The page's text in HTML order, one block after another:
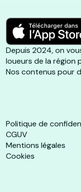
Depuis 2024, on
loueurs de la région
Nos contenus pour
Politique de
CGUV
Mentions légales
Cookies